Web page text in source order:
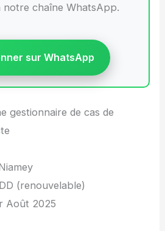
chaîne WhatsApp.
sur WhatsApp
gestionnaire de cas de
(renouvelable)
Août 2025